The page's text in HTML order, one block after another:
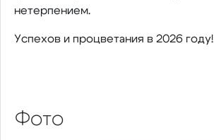
нетерпением.
Успехов и процветания в 2026 году!
Фото